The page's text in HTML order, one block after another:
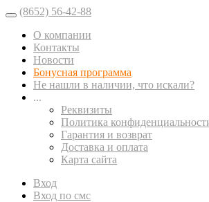
(8652) 56-42-88
О компании
Контакты
Новости
Бонусная программа
Не нашли в наличии, что искали?
...
Реквизиты
Политика
Гарантия и возврат
Доставка и оплата
Карта сайта
Вход
Вход по смс